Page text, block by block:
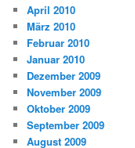
April 2010
März 2010
Februar 2010
Januar 2010
Dezember 2009
November 2009
Oktober 2009
September 2009
August 2009